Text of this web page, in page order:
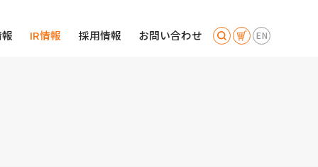
IR情報 採用情報 お問い合わせ EN